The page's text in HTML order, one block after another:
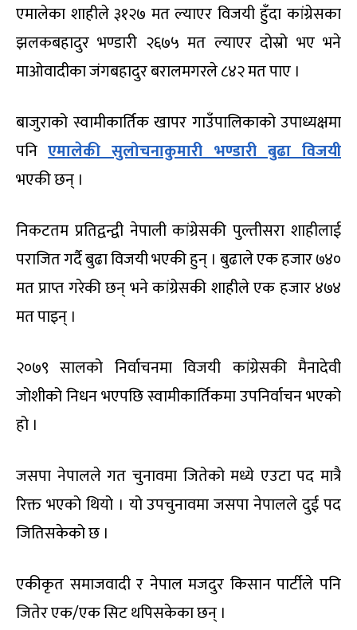
एमालेका शाहीले ३१२७ मत ल्याएर विजयी हुँदा कांग्रेसका
झलकबहादुर भण्डारी २६७५ मत ल्याएर दोस्रो भए भने
माओवादीका जंगबहादुर बरालमगरले ८४२ मत पाए ।
बाजुराको स्वामीकार्तिक खापर गाउँपालिकाको उपाध्यक्षमा
पनिएमालेकी सुलोचनाकुमारी भण्डारी बुढा विजयी
भएकी छन् ।
निकटतम प्रतिद्वन्द्वी नेपाली कांग्रेसकी पुल्तीसरा शाहीलाई
पराजित गर्दै बुढा विजयी भएकी हुन् । बुढाले एक हजार ७४०
मत प्राप्त गरेकी छन् भने कांग्रेसकी शाहीले एक हजार ४७४
मत पाइन् ।
२०७९ सालको निर्वाचनमा विजयी कांग्रेसकी मैनादेवी
जोशीको निधन भएपछि स्वामीकार्तिकमा उपनिर्वाचन भएको
हो ।
जसपा नेपालले गत चुनावमा जितेको मध्ये एउटा पद मात्रै
रिक्त भएको थियो । यो उपचुनावमा जसपा नेपालले दुई पद
जितिसकेको छ ।
एकीकृत समाजवादी र नेपाल मजदुर किसान पार्टीले पनि
जितेर एक/एक सिट थपिसकेका छन् ।